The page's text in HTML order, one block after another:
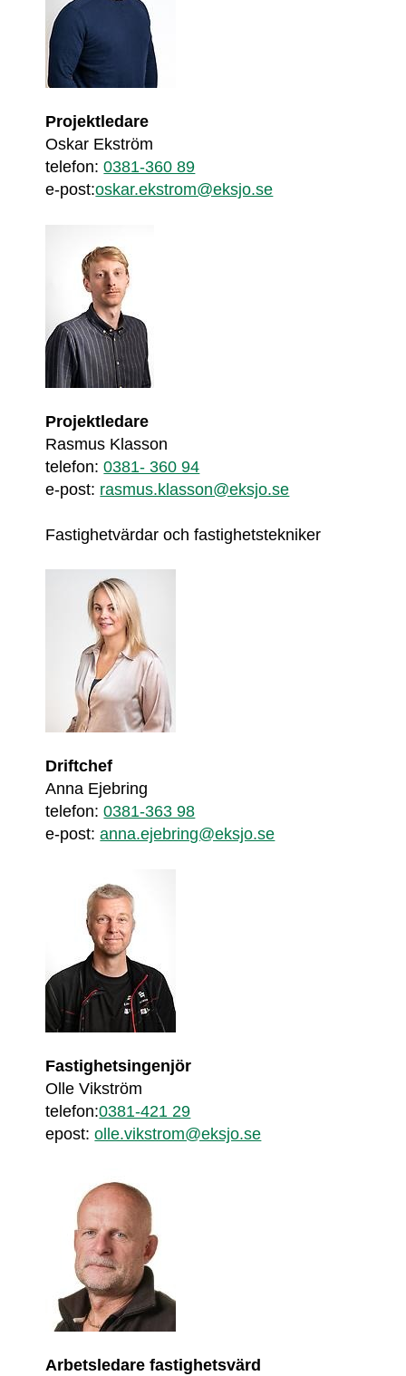
Projektledare
Oskar Ekström
telefon: 0381-360 89
e-post:oskar.ekstrom@eksjo.se
Projektledare
Rasmus Klasson
telefon: 0381- 360 94
e-post: rasmus.klasson@eksjo.se
Fastighetvärdar och fastighetstekniker
Driftchef
Anna Ejebring
telefon: 0381-363 98
e-post: anna.ejebring@eksjo.se
Fastighetsingenjör
Olle Vikström
telefon:0381-421 29
epost: olle.vikstrom@eksjo.se
Arbetsledare fastighetsvärd